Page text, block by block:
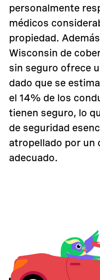
personalmente
médicos
propiedad.
Wisconsin de
sin seguro ofrece
dado que se
el 14% de los
tienen seguro, lo
de seguridad
atropellado por un
adecuado.